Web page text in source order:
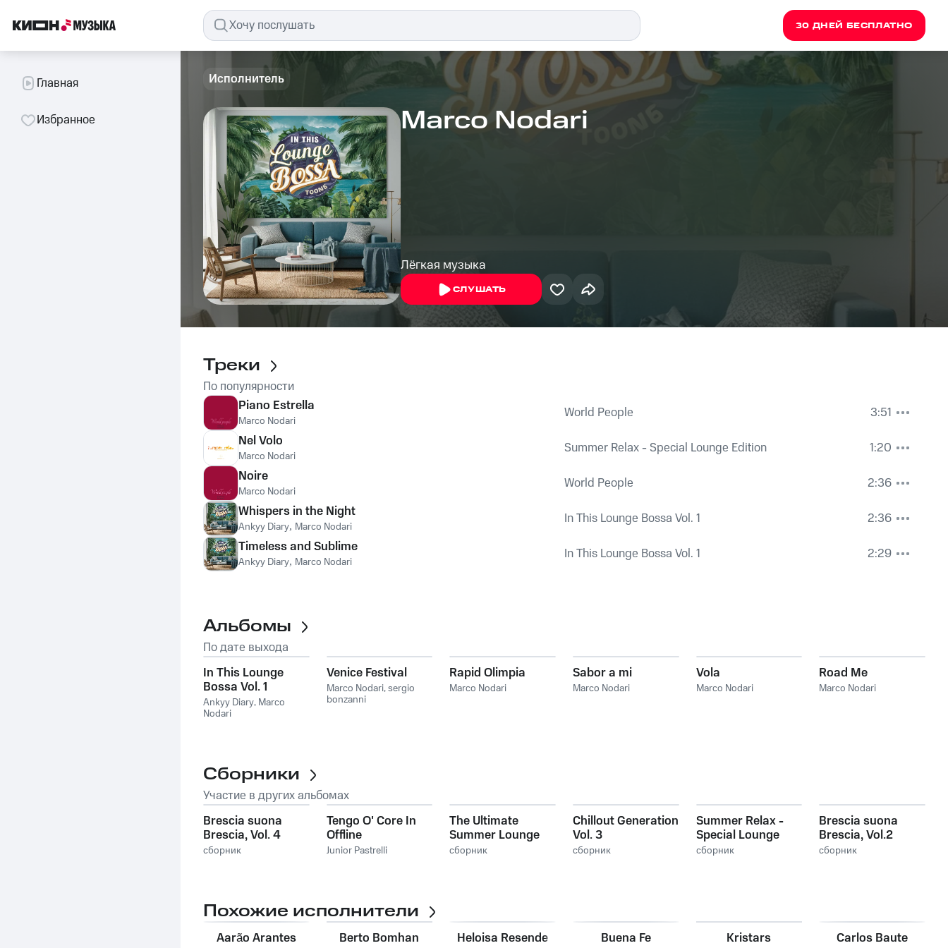
30 ДНЕЙ БЕСПЛАТНО
Главная
Избранное
Исполнитель
Marco Nodari
Лёгкая музыка
СЛУШАТЬ
Треки
По популярности
Piano Estrella
Marco Nodari World People
3:51
Nel Volo
Marco Nodari Summer Relax - Special Lounge Edition
1:20
Noire
Marco Nodari World People
2:36
Whispers in the Night
Ankyy Diary, Marco Nodari In This Lounge Bossa Vol. 1
2:36
Timeless and Sublime
Ankyy Diary, Marco Nodari In This Lounge Bossa Vol. 1 2:29
Альбомы
По дате выхода
In This Lounge
Bossa Vol. 1
Ankyy Diary, Marco
Nodari
Venice Festival
Marco Nodari,sergio
bonzanni
Rapid Olimpia
Marco Nodari
Sabor a mi
Marco Nodari
Vola
Marco Nodari
Road Me
Marco Nodari
Сборники
Участие в других альбомах
Brescia suona
Brescia, Vol. 4
сборник
Tengo O' Core In
Offline
Junior Pastrelli
The Ultimate
Summer Lounge
Selection
сборник
Chillout Generation
Vol. 3
сборник
Summer Relax -
Special Lounge
Edition
сборник
Brescia suona
Brescia, Vol.2
сборник
Похожие исполнители
Aarão Arantes Berto Bomhan Heloisa Resende Buena Fe Kristars Carlos Baute